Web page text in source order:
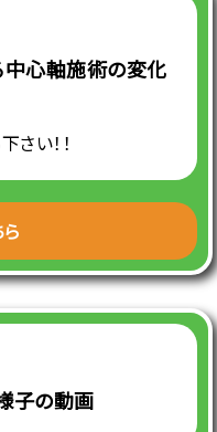
中心軸施術の変化
い！！
子の動画